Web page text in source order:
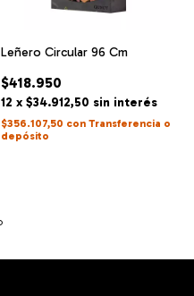
Leñero Circular 96 Cm
$418.950
12 x $34.912,50 sin interés
$356.107,50 con Transferencia o
depósito